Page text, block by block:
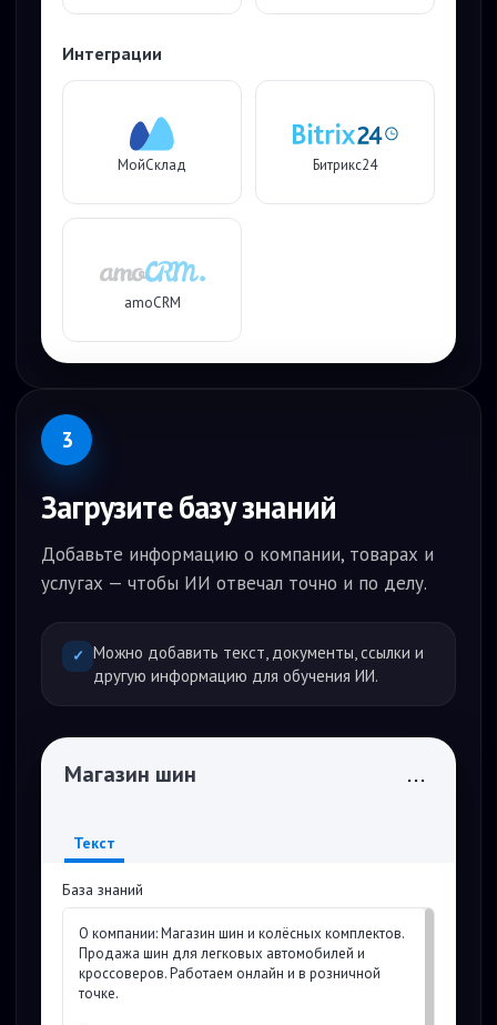
Интеграции
МойСклад Битрикс24
amoCRM
3
Загрузите базу знаний
Добавьте информацию о компании, товарах и
услугах — чтобы ИИ отвечал точно и по делу.
✓ Можно добавить текст, документы, ссылки и
другую информацию для обучения ИИ.
Магазин шин ...
Текст
База знаний
О компании: Магазин шин и колёсных комплектов.
Продажа шин для легковых автомобилей и
кроссоверов. Работаем онлайн и в розничной
точке.